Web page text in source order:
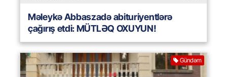
Məleykə Abbaszadə abituriyentlərə
çağırış etdi: MÜTLƏQ OXUYUN!
Gündəm